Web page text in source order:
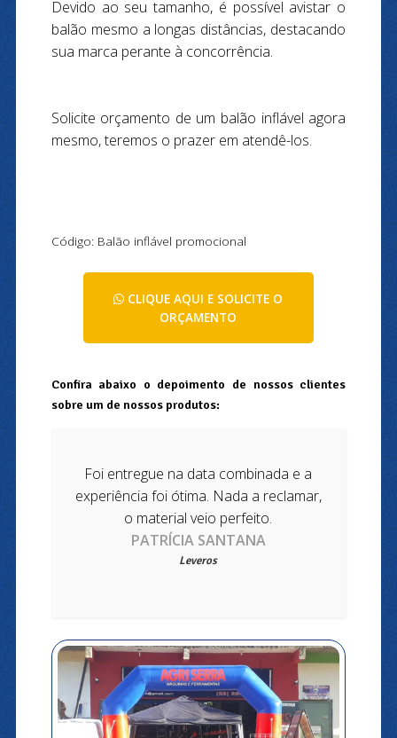
Devido ao seu tamanho, é possível avistar o
balão mesmo a longas distâncias, destacando
sua marca perante à concorrência.
Solicite orçamento de um balão inflável agora
mesmo, teremos o prazer em atendê-los.
Código: Balão inflável promocional
CLIQUE AQUI E SOLICITE O
ORÇAMENTO
Confira abaixo o depoimento de nossos clientes
sobre um de nossos produtos:
Foi entregue na data combinada e a
experiência foi ótima. Nada a reclamar,
o material veio perfeito.
PATRÍCIA SANTANA
Leveros